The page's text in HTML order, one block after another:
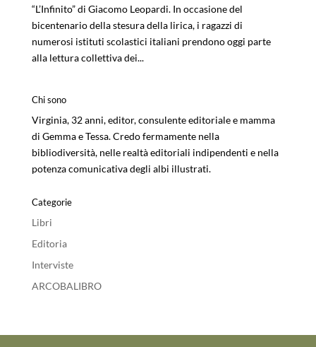
“L’Infinito” di Giacomo Leopardi. In occasione del
bicentenario della stesura della lirica, i ragazzi di
numerosi istituti scolastici italiani prendono oggi parte
alla lettura collettiva dei...
Chi sono
Virginia, 32 anni, editor, consulente editoriale e mamma
di Gemma e Tessa. Credo fermamente nella
bibliodiversità, nelle realtà editoriali indipendenti e nella
potenza comunicativa degli albi illustrati.
Categorie
Libri
Editoria
Interviste
ARCOBALIBRO